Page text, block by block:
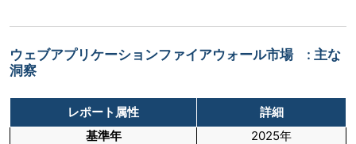
ウェブアプリケーションファイアウォール市場 : 主な
洞察
レポート属性
詳細
基準年
2025年